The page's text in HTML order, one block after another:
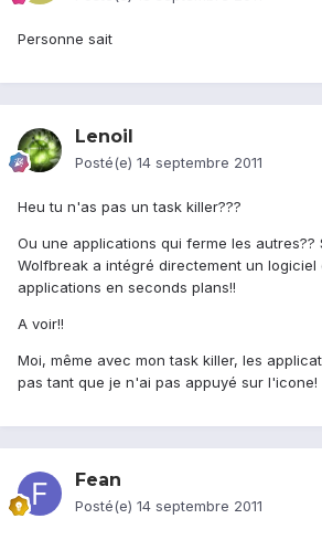
Personne sait
Lenoil
Posté(e) 14 septembre 2011
Heu tu n'as pas un task killer???
Ou une applications qui ferme les autres??
Wolfbreak a intégré directement un logiciel
applications en seconds plans!!
A voir!!
Moi, même avec mon task killer, les
pas tant que je n'ai pas appuyé sur l'icone!
Fean
Posté(e) 14 septembre 2011